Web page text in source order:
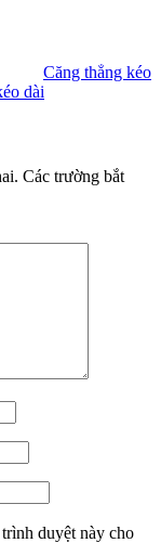
Căng thẳng kéo
dài
Các trường bắt
duyệt này cho